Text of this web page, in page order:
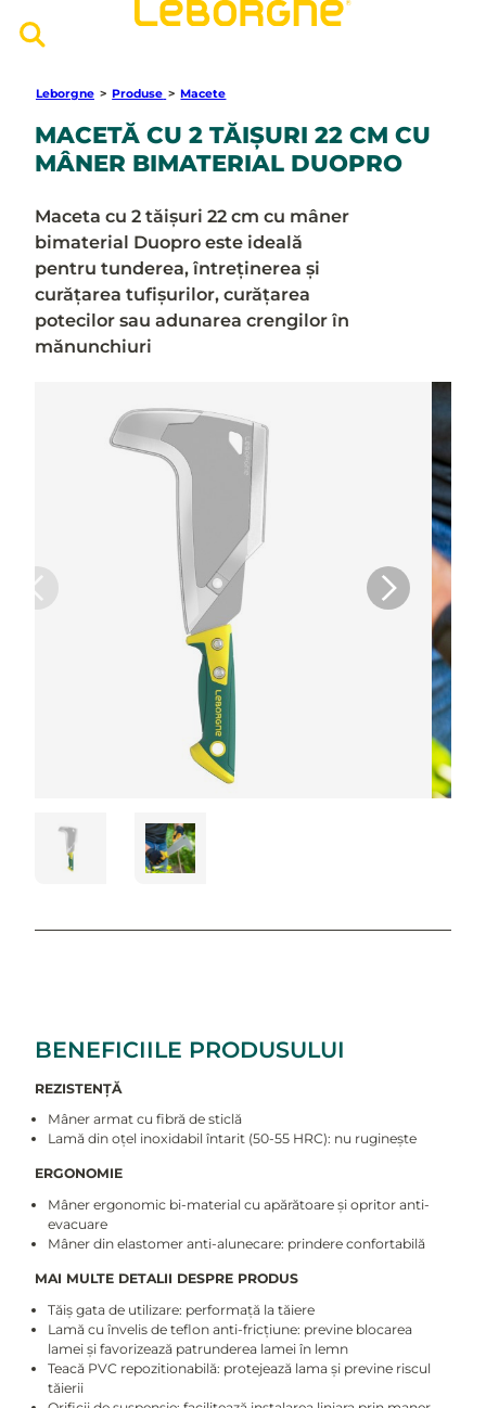
Leborgne > Produse > Macete
MACETĂ CU 2 TĂIȘURI 22 CM CU
MÂNER BIMATERIAL DUOPRO
Maceta cu 2 tăișuri 22 cm cu mâner
bimaterial Duopro este ideală
pentru tunderea, întreținerea și
curățarea tufișurilor, curățarea
potecilor sau adunarea crengilor în
mănunchiuri
BENEFICIILE PRODUSULUI
REZISTENȚĂ
Mâner armat cu fibră de sticlă
Lamă din oțel inoxidabil întarit (50-55 HRC): nu ruginește
ERGONOMIE
Mâner ergonomic bi-material cu apărătoare și opritor anti-
evacuare
Mâner din elastomer anti-alunecare: prindere confortabilă
MAI MULTE DETALII DESPRE PRODUS
Tăiș gata de utilizare: performață la tăiere
Lamă cu învelis de teflon anti-fricțiune: previne blocarea
lamei și favorizează patrunderea lamei în lemn
Teacă PVC repozitionabilă: protejează lama și previne riscul
tăierii